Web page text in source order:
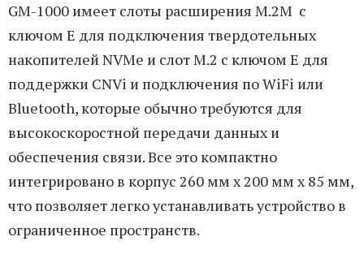
GM-1000 имеет слоты расширения M.2M с
ключом Е для подключения твердотельных
накопителей NVMe и слот M.2 с ключом E для
поддержки CNVi и подключения по WiFi или
Bluetooth, которые обычно требуются для
высокоскоростной передачи данных и
обеспечения связи. Все это компактно
интегрировано в корпус 260 мм x 200 мм x 85 мм,
что позволяет легко устанавливать устройство в
ограниченное пространств.